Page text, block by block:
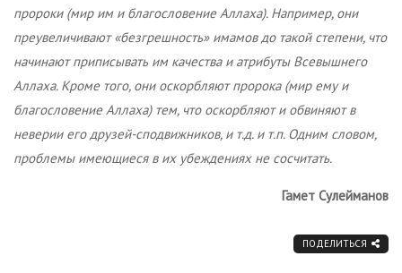
пророки (мир им и благословение Аллаха). Например, они
преувеличивают «безгрешность» имамов до такой степени, что
начинают приписывать им качества и атрибуты Всевышнего
Аллаха. Кроме того, они оскорбляют пророка (мир ему и
благословение Аллаха) тем, что оскорбляют и обвиняют в
неверии его друзей-сподвижников, и т.д. и т.п. Одним словом,
проблемы имеющиеся в их убеждениях не сосчитать.
Гамет Сулейманов
ПОДЕЛИТЬСЯ